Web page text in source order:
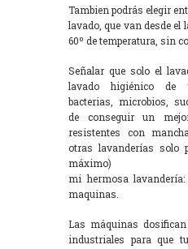
Tambien podrás elegir
lavado, que van desde el
60º de temperatura, sin
Señalar que solo el
lavado higiénico de
bacterias, microbios,
de conseguir un
resistentes con
otras lavanderías solo
máximo)
mi hermosa
maquinas.
Las máquinas
industriales para que